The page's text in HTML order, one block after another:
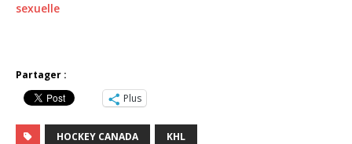
sexuelle
Partager :
Plus
HOCKEY CANADA KHL